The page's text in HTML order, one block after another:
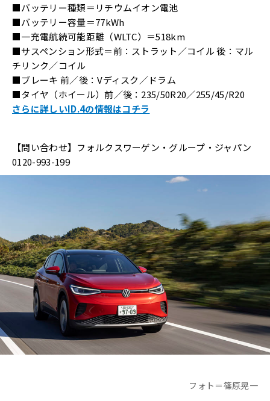
■バッテリー種類＝リチウムイオン電池
■バッテリー容量＝77kWh
■一充電航続可能距離（WLTC）＝518km
■サスペンション形式＝前：ストラット／コイル 後：マル
チリンク／コイル
■ブレーキ 前／後：Vディスク／ドラム
■タイヤ（ホイール）前／後：235/50R20／255/45/R20
さらに詳しいID.4の情報はコチラ
【問い合わせ】フォルクスワーゲン・グループ・ジャパン
0120-993-199
フォト＝篠原晃一